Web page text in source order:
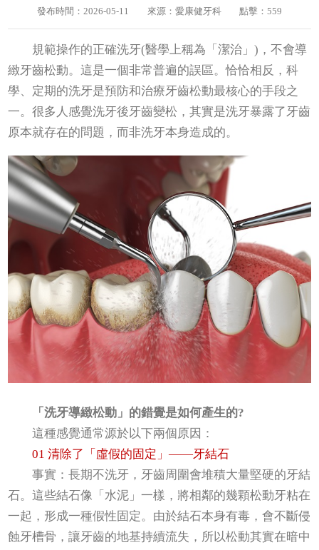
發布時間：2026-05-11 來源：愛康健牙科 點擊：559
規範操作的正確洗牙(醫學上稱為「潔治」)，不會導
緻牙齒松動。這是一個非常普遍的誤區。恰恰相反，科
學、定期的洗牙是預防和治療牙齒松動最核心的手段之
一。很多人感覺洗牙後牙齒變松，其實是洗牙暴露了牙齒
原本就存在的問題，而非洗牙本身造成的。
「洗牙導緻松動」的錯覺是如何產生的?
這種感覺通常源於以下兩個原因：
01 清除了「虛假的固定」——牙結石
事實：長期不洗牙，牙齒周圍會堆積大量堅硬的牙結
石。這些結石像「水泥」一樣，將相鄰的幾顆松動牙粘在
一起，形成一種假性固定。由於結石本身有毒，會不斷侵
蝕牙槽骨，讓牙齒的地基持續流失，所以松動其實在暗中